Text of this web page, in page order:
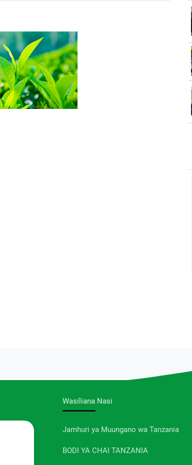
Wasiliana Nasi
Jamhuri ya Muungano wa Tanzania
BODI YA CHAI TANZANIA